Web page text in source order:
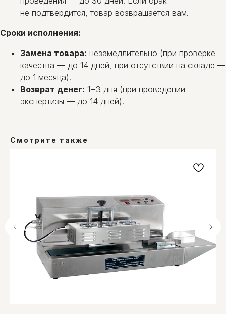
не подтвердится, товар возвращается вам.
Сроки исполнения:
Замена товара: незамедлительно (при проверке
качества — до 14 дней, при отсутствии на складе —
до 1 месяца).
Возврат денег: 1−3 дня (при проведении
экспертизы — до 14 дней).
Смотрите также